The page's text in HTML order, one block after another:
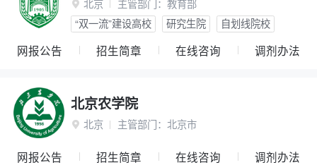
 北京 主管部门： 教育部
“双一流”建设高校
研究生院 自划线院校
网报公告 招生简章 在线咨询 调剂办法
北京农学院
 北京 主管部门： 北京市
网报公告 招生简章 在线咨询 调剂办法